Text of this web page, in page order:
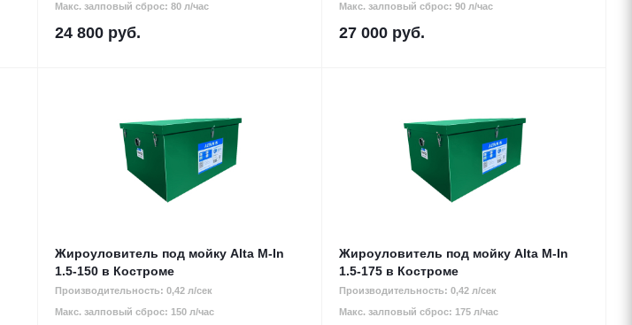
Макс. залповый сброс: 80 л/час
24 800 руб.
Макс. залповый сброс: 90 л/час
27 000 руб.
Жироуловитель под мойку Alta M-In
1.5-150 в Костроме
Производительность: 0,42 л/сек
Макс. залповый сброс: 150 л/час
Жироуловитель под мойку Alta M-In
1.5-175 в Костроме
Производительность: 0,42 л/сек
Макс. залповый сброс: 175 л/час